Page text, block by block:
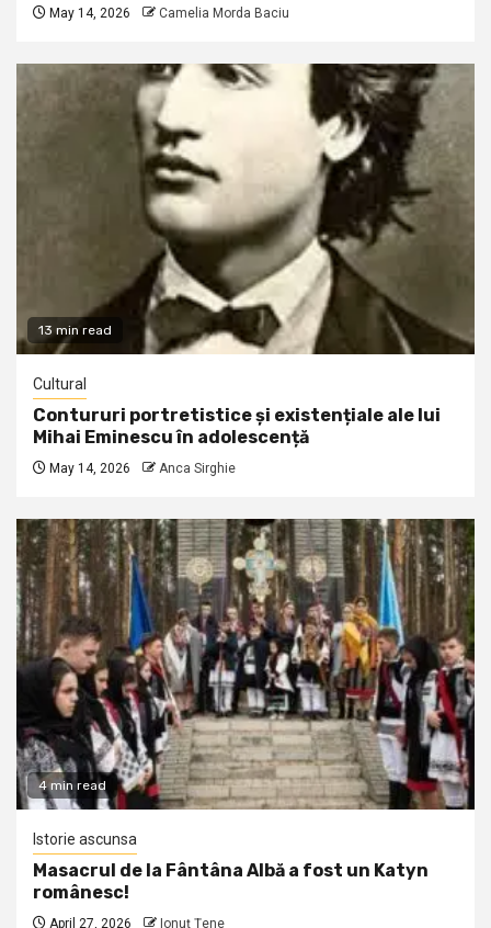
May 14, 2026 Camelia Morda Baciu
13 min read
Cultural
Contururi portretistice și existențiale ale lui
Mihai Eminescu în adolescență
May 14, 2026 Anca Sirghie
4 min read
Istorie ascunsa
Masacrul de la Fântâna Albă a fost un Katyn
românesc!
April 27, 2026 Ionuţ Ţene